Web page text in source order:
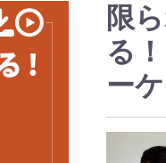
限
る
ー